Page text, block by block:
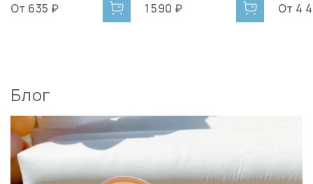
От 635 ₽ 1 590 ₽ От 4
Блог